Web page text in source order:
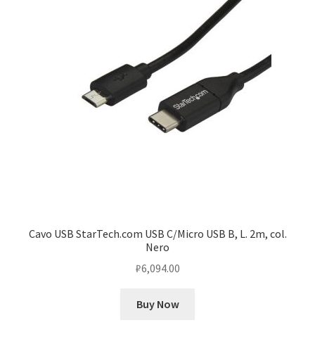
Cavo USB StarTech.com USB C/Micro USB B, L. 2m, col.
Nero
₽6,094.00
Buy Now